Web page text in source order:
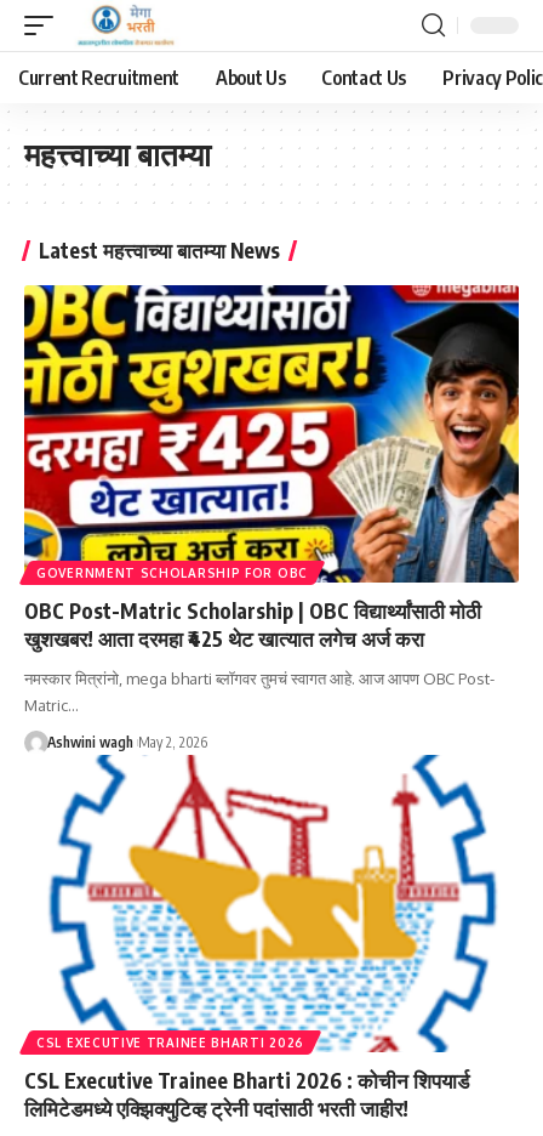
Current Recruitment About Us Contact Us Privacy
महत्त्वाच्या बातम्या
Latest महत्त्वाच्या बातम्या News
GOVERNMENT SCHOLARSHIP FOR OBC
OBC Post-Matric Scholarship | OBC विद्यार्थ्यांसाठी मोठी
खुशखबर! आता दरमहा ₹425 थेट खात्यात लगेच अर्ज करा
नमस्कार मित्रांनो, mega bharti ब्लॉगवर तुमचं स्वागत आहे. आज आपण OBC Post-
Matric…
Ashwini wagh May 2, 2026
CSL EXECUTIVE TRAINEE BHARTI 2026
CSL Executive Trainee Bharti 2026 : कोचीन शिपयार्ड
लिमिटेडमध्ये एक्झिक्युटिव्ह ट्रेनी पदांसाठी भरती जाहीर!